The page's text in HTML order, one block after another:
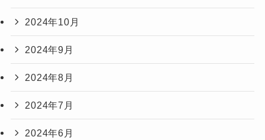
2024年10月
2024年9月
2024年8月
2024年7月
2024年6月